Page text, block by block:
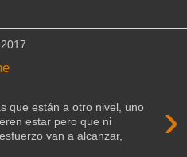
›
que están a otro nivel, uno
estar pero que ni
van a alcanzar,